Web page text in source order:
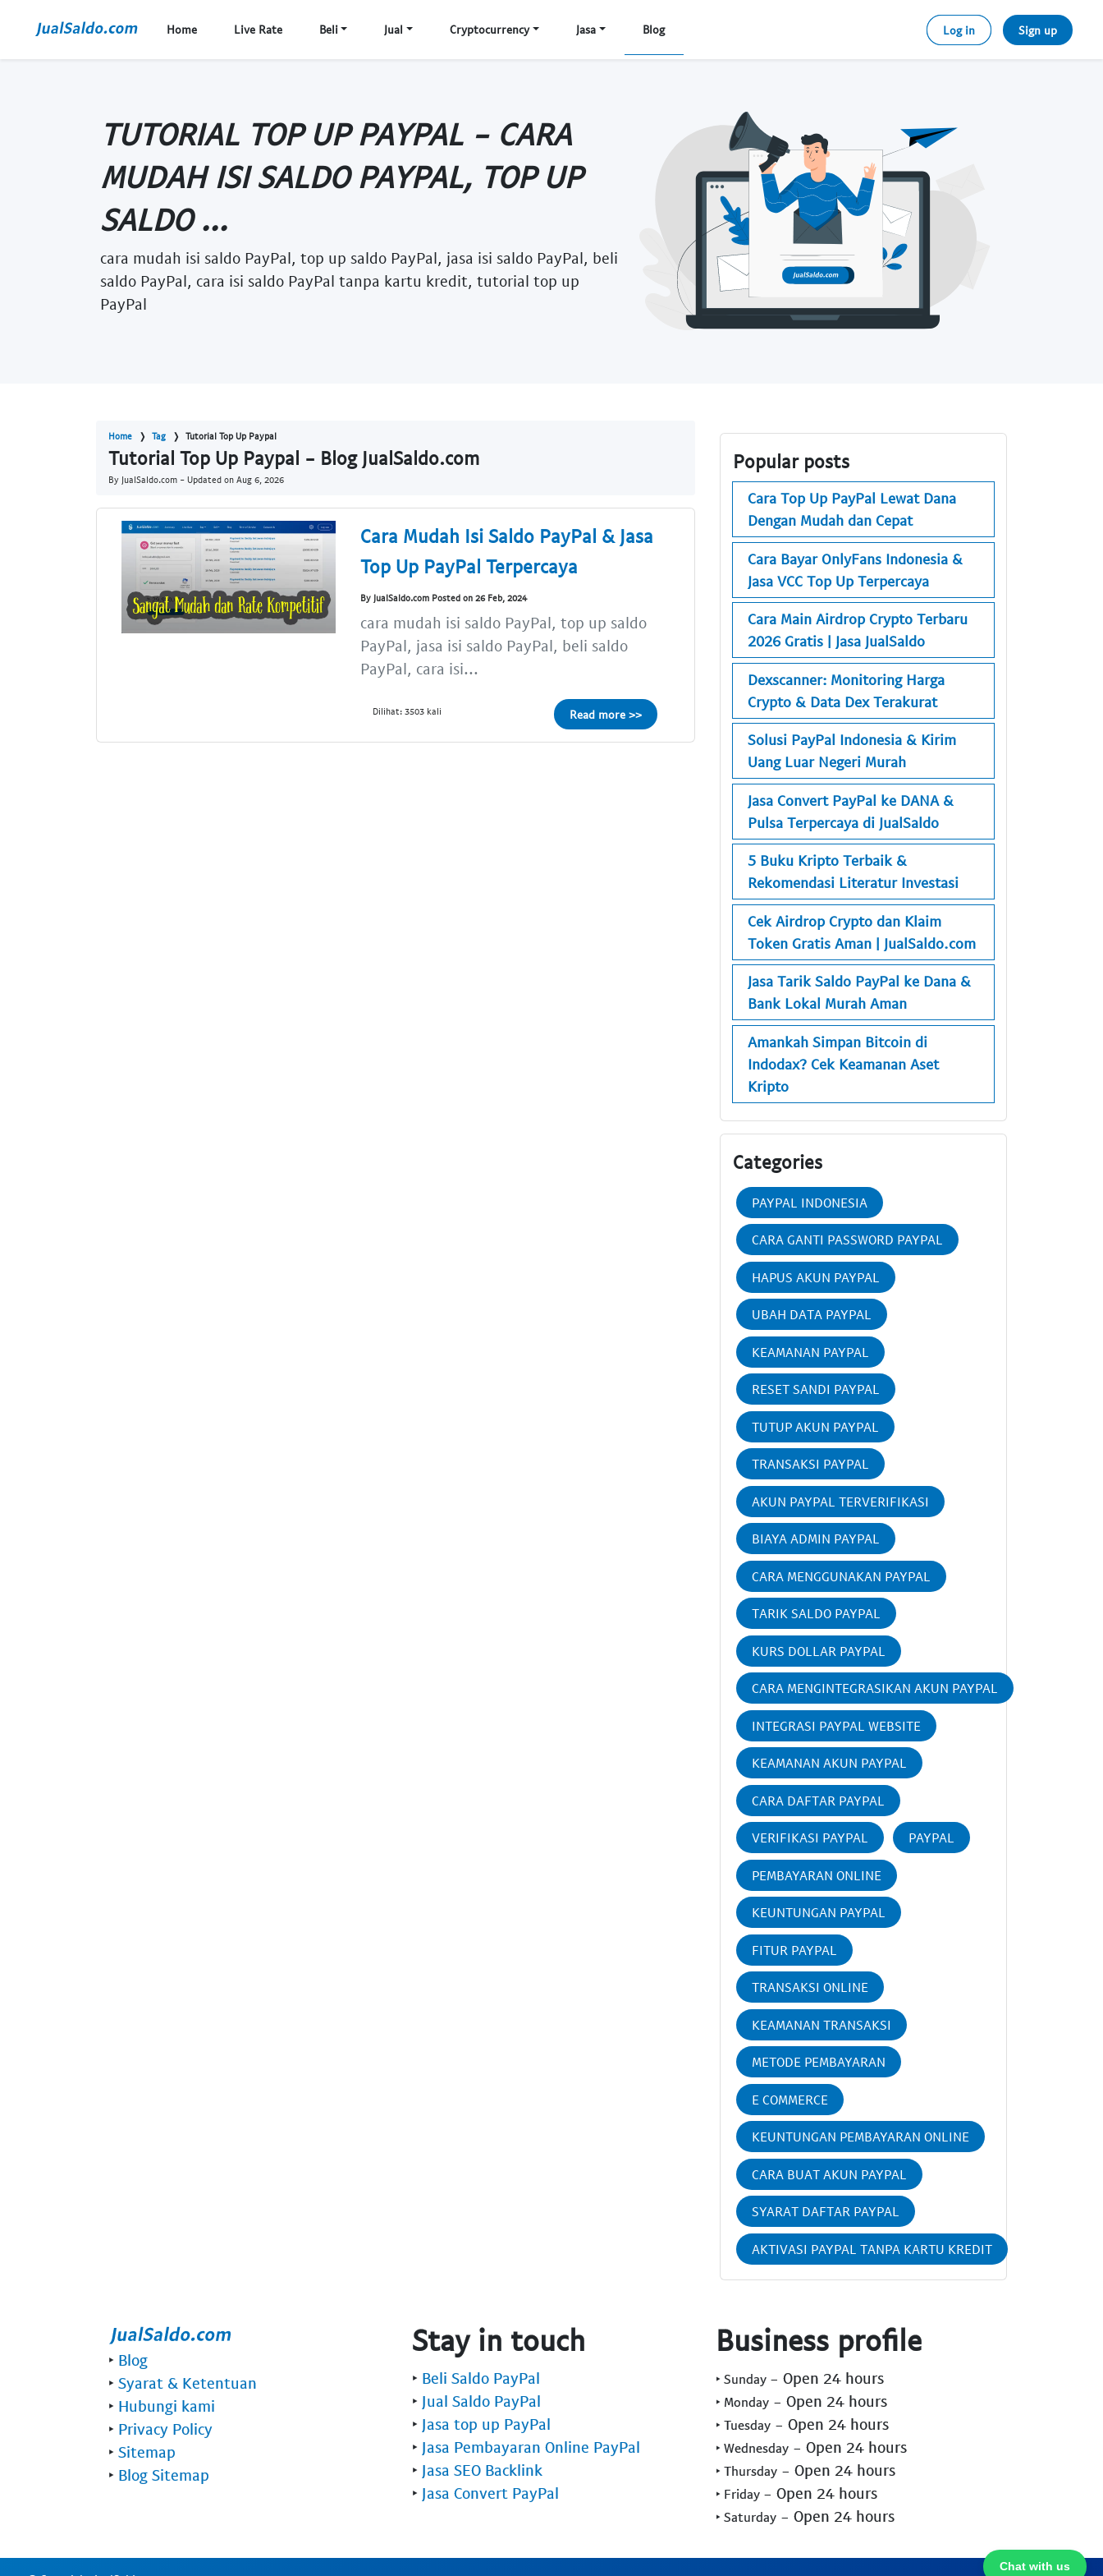
Home Live Rate Beli Jual Cryptocurrency Jasa Blog Log in Sign up
TUTORIAL TOP UP PAYPAL - CARA
MUDAH ISI SALDO PAYPAL, TOP UP
SALDO ...
cara mudah isi saldo PayPal, top up saldo PayPal, jasa isi saldo PayPal, beli
saldo PayPal, cara isi saldo PayPal tanpa kartu kredit, tutorial top up
PayPal
Home Tag Tutorial Top Up Paypal
Tutorial Top Up Paypal - Blog JualSaldo.com
By JualSaldo.com - Updated on Aug 6, 2026
Cara Mudah Isi Saldo PayPal & Jasa
Top Up PayPal Terpercaya
By JualSaldo.com Posted on 26 Feb, 2024
cara mudah isi saldo PayPal, top up saldo
PayPal, jasa isi saldo PayPal, beli saldo
PayPal, cara isi...
Dilihat: 3503 kali Read more >>
Popular posts
Cara Top Up PayPal Lewat Dana
Dengan Mudah dan Cepat
Cara Bayar OnlyFans Indonesia &
Jasa VCC Top Up Terpercaya
Cara Main Airdrop Crypto Terbaru
2026 Gratis | Jasa JualSaldo
Dexscanner: Monitoring Harga
Crypto & Data Dex Terakurat
Solusi PayPal Indonesia & Kirim
Uang Luar Negeri Murah
Jasa Convert PayPal ke DANA &
Pulsa Terpercaya di JualSaldo
5 Buku Kripto Terbaik &
Rekomendasi Literatur Investasi
Cek Airdrop Crypto dan Klaim
Token Gratis Aman | JualSaldo.com
Jasa Tarik Saldo PayPal ke Dana &
Bank Lokal Murah Aman
Amankah Simpan Bitcoin di
Indodax? Cek Keamanan Aset
Kripto
Categories
PAYPAL INDONESIA
CARA GANTI PASSWORD PAYPAL
HAPUS AKUN PAYPAL
UBAH DATA PAYPAL
KEAMANAN PAYPAL
RESET SANDI PAYPAL
TUTUP AKUN PAYPAL
TRANSAKSI PAYPAL
AKUN PAYPAL TERVERIFIKASI
BIAYA ADMIN PAYPAL
CARA MENGGUNAKAN PAYPAL
TARIK SALDO PAYPAL
KURS DOLLAR PAYPAL
CARA MENGINTEGRASIKAN AKUN PAYPAL
INTEGRASI PAYPAL WEBSITE
KEAMANAN AKUN PAYPAL
CARA DAFTAR PAYPAL
VERIFIKASI PAYPAL PAYPAL
PEMBAYARAN ONLINE
KEUNTUNGAN PAYPAL
FITUR PAYPAL
TRANSAKSI ONLINE
KEAMANAN TRANSAKSI
METODE PEMBAYARAN
E COMMERCE
KEUNTUNGAN PEMBAYARAN ONLINE
CARA BUAT AKUN PAYPAL
SYARAT DAFTAR PAYPAL
AKTIVASI PAYPAL TANPA KARTU KREDIT
Chat with us
‣ Blog
‣ Syarat & Ketentuan
‣ Hubungi kami
‣ Privacy Policy
‣ Sitemap
‣ Blog Sitemap
Stay in touch
‣ Beli Saldo PayPal
‣ Jual Saldo PayPal
‣ Jasa top up PayPal
‣ Jasa Pembayaran Online PayPal
‣ Jasa SEO Backlink
‣ Jasa Convert PayPal
Business profile
‣ Sunday - Open 24 hours
‣ Monday - Open 24 hours
‣ Tuesday - Open 24 hours
‣ Wednesday - Open 24 hours
‣ Thursday - Open 24 hours
‣ Friday - Open 24 hours
‣ Saturday - Open 24 hours